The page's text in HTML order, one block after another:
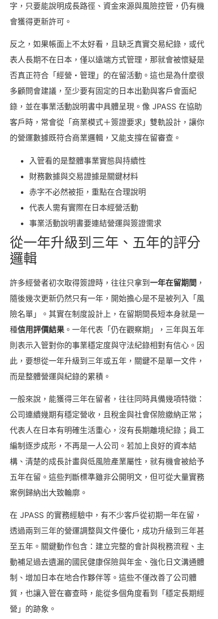
字，只要能說明成長路徑、資金來源與風險控管，仍有機
會獲得更新許可。
反之，如果帳面上不太好看，且缺乏真實交易紀錄，或代
表人長期不在日本，僅以遠端方式管理，那就會被懷疑是
否真正符合「經營・管理」的在留活動。這也是為什麼很
多顧問會建議，至少要有固定的日本出勤與客戶會面紀
錄，並在事業活動說明書中具體呈現。像 JPASS 在協助
客戶時，常會從「商業模式＋簽證要求」雙軌設計，讓你
的營運數據既符合商業邏輯，又能支撐在留審查。
入管看的是整體事業實態與持續性
財務數據與交易證據是關鍵材料
赤字不必然被拒，重點在合理說明
代表人需有實際在日本經營活動
事業活動說明書要連結營運與簽證需求
從一年升級到三年、五年的評分
邏輯
許多經營者初次取得簽證時，往往只拿到一年在留期間 ，
隨後幾次更新仍然只有一年，開始擔心是不是被列入「風
險名單」。其實在制度設計上，在留期間長短本身就是一
種信用評價結果 。一年代表「仍在觀察期」，三年與五年
則表示入管對你的事業穩定度與守法紀錄相對有信心。因
此，要想從一年升級到三年或五年，關鍵不是單一文件，
而是整體營運與紀錄的累積。
一般來說，能獲得三年在留者，往往同時具備幾項特徵：
公司連續幾期有穩定營收，且稅金與社會保險繳納正常；
代表人在日本有明確生活重心，沒有長期離境紀錄；員工
編制逐步成形，不再是一人公司。若加上良好的資本結
構、清楚的成長計畫與低風險產業屬性，就有機會被給予
五年在留。這些判斷標準雖非公開明文，但可從大量實務
案例歸納出大致輪廓。
在 JPASS 的實務經驗中，有不少客戶從初期一年在留，
透過兩到三年的營運調整與文件優化，成功升級到三年甚
至五年。關鍵動作包含：建立完整的會計與稅務流程、主
動補足過去遺漏的國民健康保險與年金、強化日文溝通體
制、增加日本在地合作夥伴等。這些不僅改善了公司體
質，也讓入管在審查時，能從多個角度看到「穩定長期經
營」的跡象。